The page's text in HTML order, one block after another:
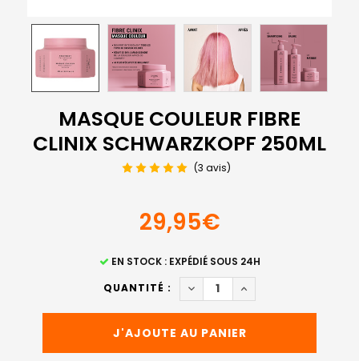
MASQUE COULEUR FIBRE
CLINIX SCHWARZKOPF 250ML
(3 avis)
29,95€
EN STOCK : EXPÉDIÉ SOUS 24H
QUANTITÉ :
DIMINUER LA QUANTITÉ DE
AUGMENTER LA